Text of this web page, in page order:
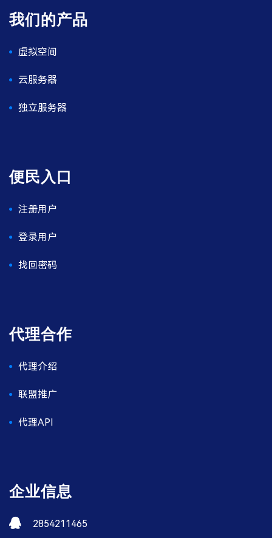
我们的产品
虚拟空间
云服务器
独立服务器
便民入口
注册用户
登录用户
找回密码
代理合作
代理介绍
联盟推广
代理API
企业信息
2854211465